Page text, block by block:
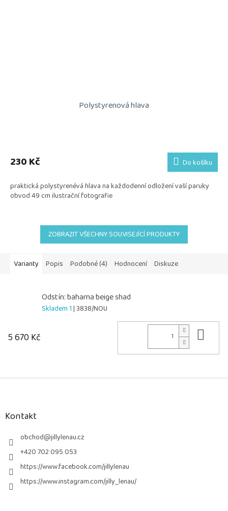
Polystyrenová hlava
230 Kč Do košíku
praktická polystyrenévá hlava na každodenní odložení vaší paruky
obvod 49 cm ilustrační fotografie
ZOBRAZIT VŠECHNY SOUVISEJÍCÍ PRODUKTY
Varianty Popis Podobné (4) Hodnocení Diskuze
Odstín: bahama beige shad
Skladem 1| 3838/NOU
5 670 Kč
Z
Kontakt
obchod@jillylenau.cz
+420 702 095 053
https://www.facebook.com/jillylenau
https://www.instagram.com/jilly_lenau/